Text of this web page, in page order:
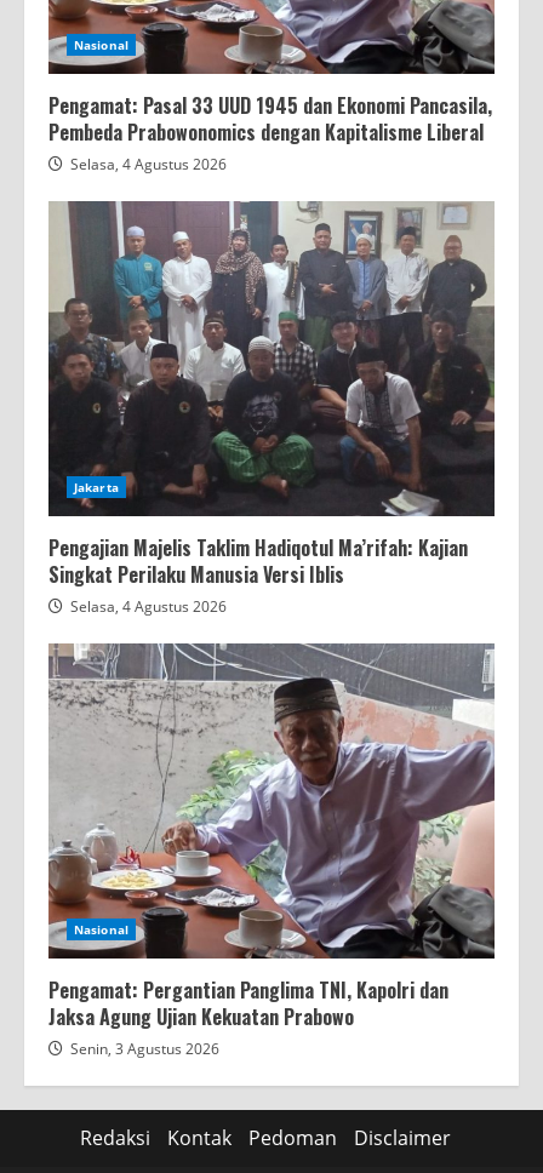
Nasional
Pengamat: Pasal 33 UUD 1945 dan Ekonomi Pancasila,
Pembeda Prabowonomics dengan Kapitalisme Liberal
Selasa, 4 Agustus 2026
Jakarta
Pengajian Majelis Taklim Hadiqotul Ma’rifah: Kajian
Singkat Perilaku Manusia Versi Iblis
Selasa, 4 Agustus 2026
Nasional
Pengamat: Pergantian Panglima TNI, Kapolri dan
Jaksa Agung Ujian Kekuatan Prabowo
Senin, 3 Agustus 2026
Redaksi Kontak Pedoman Disclaimer